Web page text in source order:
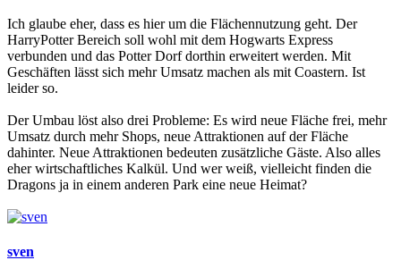
Ich glaube eher, dass es hier um die Flächennutzung geht. Der
HarryPotter Bereich soll wohl mit dem Hogwarts Express
verbunden und das Potter Dorf dorthin erweitert werden. Mit
Geschäften lässt sich mehr Umsatz machen als mit Coastern. Ist
leider so.
Der Umbau löst also drei Probleme: Es wird neue Fläche frei, mehr
Umsatz durch mehr Shops, neue Attraktionen auf der Fläche
dahinter. Neue Attraktionen bedeuten zusätzliche Gäste. Also alles
eher wirtschaftliches Kalkül. Und wer weiß, vielleicht finden die
Dragons ja in einem anderen Park eine neue Heimat?
sven